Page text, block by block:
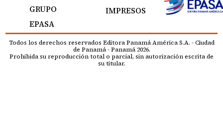
GRUPO
EPASA
IMPRESOS
Todos los derechos reservados Editora Panamá América S.A. - Ciudad
de Panamá - Panamá 2026.
Prohibida su reproducción total o parcial, sin autorización escrita de
su titular.